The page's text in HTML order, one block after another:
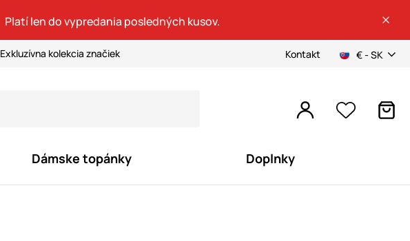
Platí len do vypredania posledných kusov.
Exkluzívna kolekcia značiek Kontakt € - SK
Dámske topánky Doplnky